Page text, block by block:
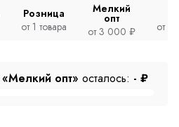
Розница
от 1 товара
Мелкий
опт
от 3 000 ₽
от
«Мелкий опт» осталось: - ₽